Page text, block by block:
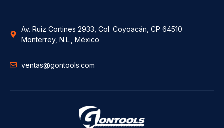
Av. Ruiz Cortines 2933, Col. Coyoacán, CP 64510
Monterrey, N.L., México
ventas@gontools.com